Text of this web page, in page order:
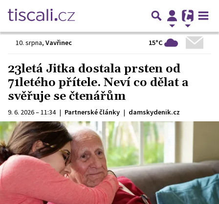
10. srpna, Vavřinec 15°C
23letá Jitka dostala prsten od
71letého přítele. Neví co dělat a
svěřuje se čtenářům
9. 6. 2026 – 11:34 | Partnerské články | damskydenik.cz